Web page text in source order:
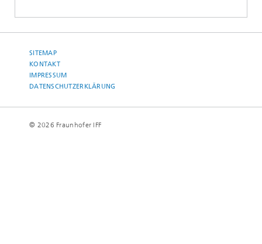
SITEMAP
KONTAKT
IMPRESSUM
DATENSCHUTZERKLÄRUNG
© 2026 Fraunhofer IFF